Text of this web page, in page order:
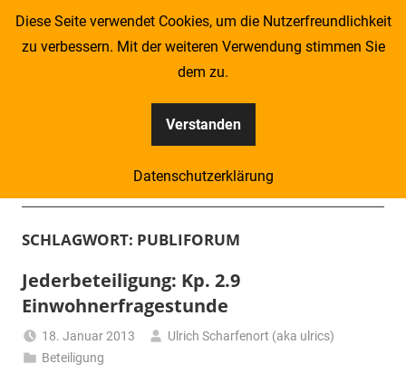
Zum
Kompass
–
Zeitung
für
Piraten
SCHLAGWORT: PUBLIFORUM
Jederbeteiligung: Kp. 2.9
Einwohnerfragestunde
18. Januar 2013
Ulrich Scharfenort (aka ulrics)
Beteiligung
Diese Seite verwendet Cookies, um die Nutzerfreundlichkeit
zu verbessern. Mit der weiteren Verwendung stimmen Sie
dem zu.
Verstanden
Datenschutzerklärung